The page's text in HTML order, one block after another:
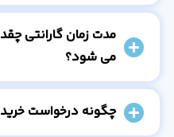
مدت زمان گارانتی
می شود؟
چگونه درخواست